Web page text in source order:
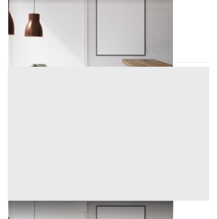
Nuoro (Nuoro)
Offerta minima
270,44 €
Codice asta:
Arredamento Negozi all'asta a Nuoro